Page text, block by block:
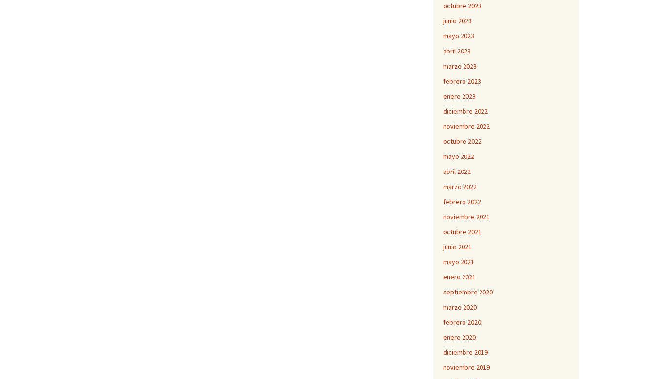
octubre 2023
junio 2023
mayo 2023
abril 2023
marzo 2023
febrero 2023
enero 2023
diciembre 2022
noviembre 2022
octubre 2022
mayo 2022
abril 2022
marzo 2022
febrero 2022
noviembre 2021
octubre 2021
junio 2021
mayo 2021
enero 2021
septiembre 2020
marzo 2020
febrero 2020
enero 2020
diciembre 2019
noviembre 2019